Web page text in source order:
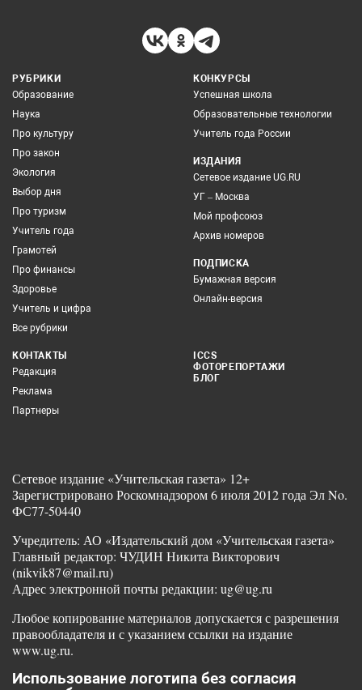
РУБРИКИ
Образование
Наука
Про культуру
Про закон
Экология
Выбор дня
Про туризм
Учитель года
Грамотей
Про финансы
Здоровье
Учитель и цифра
Все рубрики
КОНКУРСЫ
Успешная школа
Образовательные технологии
Учитель года России
ИЗДАНИЯ
Сетевое издание UG.RU
УГ – Москва
Мой профсоюз
Архив номеров
ПОДПИСКА
Бумажная версия
Онлайн-версия
КОНТАКТЫ
Редакция
Реклама
Партнеры
ICCS
ФОТОРЕПОРТАЖИ
БЛОГ
Сетевое издание «Учительская газета» 12+
Зарегистрировано Роскомнадзором 6 июля 2012 года Эл No.
ФС77-50440
Учредитель: АО «Издательский дом «Учительская газета»
Главный редактор: ЧУДИН Никита Викторович
(nikvik87@mail.ru)
Адрес электронной почты редакции: ug@ug.ru
Любое копирование материалов допускается с разрешения
правообладателя и с указанием ссылки на издание
www.ug.ru.
Использование логотипа без согласия